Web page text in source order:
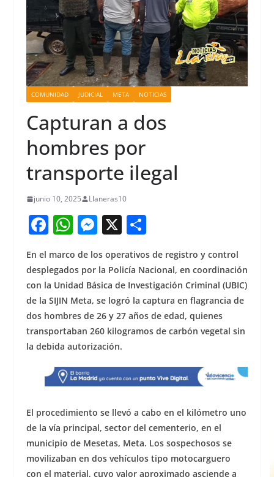
COMUNIDAD JUDICIAL META NOTICIAS
Capturan a dos
hombres por
transporte ilegal
junio 10, 2025 Llaneras10
F
c
e
b
o
o
k
W
h
at
s
A
p
p
M
ss
e
n
g
er
X S
h
ar
e
En el marco de los operativos de registro y control
desplegados por la Policía Nacional, en coordinación
con la Unidad Básica de Investigación Criminal (UBIC)
de la SIJIN Meta, se logró la captura en flagrancia de
dos hombres de 26 y 27 años de edad, quienes
transportaban 260 kilogramos de carbón vegetal sin
la debida autorización.
El procedimiento se llevó a cabo en el kilómetro uno
de la vía principal, sector del cementerio, en el
municipio de Mesetas, Meta. Los sospechosos se
movilizaban en dos vehículos tipo motocarguero
con el material, cuyo valor aproximado asciende a